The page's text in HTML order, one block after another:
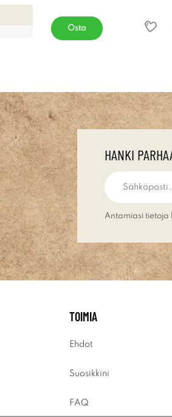
Osta
HANKI
Antamiasi tietoja
TOIMIA
Ehdot
Suosikkini
FAQ